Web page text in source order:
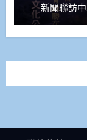
新聞聯訪